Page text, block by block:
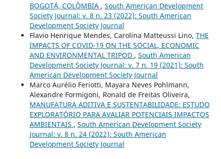
BOGOTÁ, COLÔMBIA , South American Development
Society Journal: v. 8 n. 23 (2022): South American
Development Society Journal
Flavio Henrique Mendes, Carolina Matteussi Lino, THE
IMPACTS OF COVID-19 ON THE SOCIAL, ECONOMIC
AND ENVIRONMENTAL TRIPOD , South American
Development Society Journal: v. 7 n. 19 (2021): South
American Development Society Journal
Marco Aurélio Feriotti, Mayara Neves Pohlmann,
Alexandre Formigoni, Ronald de Freitas Oliveira,
MANUFATURA ADITIVA E SUSTENTABILIDADE: ESTUDO
EXPLORATÓRIO PARA AVALIAR POTENCIAIS IMPACTOS
AMBIENTAIS , South American Development Society
Journal: v. 8 n. 24 (2022): South American
Development Society Journal